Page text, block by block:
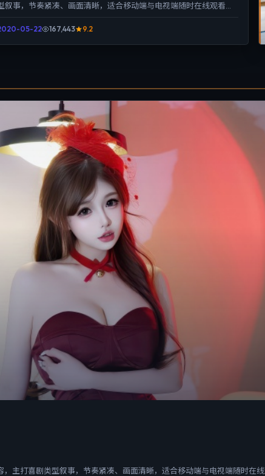
叙事，节奏紧凑、画面清晰，适合移动端与电视端随时在线观看，
05-22 167,443 9.2
，主打喜剧类型叙事，节奏紧凑、画面清晰，适合移动端与电视端随时在